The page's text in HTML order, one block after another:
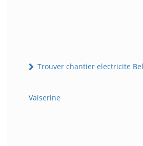
Trouver chantier electricite
Valserine